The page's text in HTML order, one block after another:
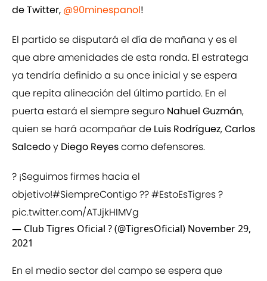
de Twitter, @90minespanol!
El partido se disputará el día de mañana y es el
que abre amenidades de esta ronda. El estratega
ya tendría definido a su once inicial y se espera
que repita alineación del último partido. En el
puerta estará el siempre seguro Nahuel Guzmán,
quien se hará acompañar de Luis Rodríguez,Carlos
Salcedoy Diego Reyescomo defensores.
? ¡Seguimos firmes hacia el
objetivo!#SiempreContigo??#EstoEsTigres?
pic.twitter.com/ATJjkHIMVg
— Club Tigres Oficial ? (@TigresOficial) November 29,
2021
En el medio sector del campo se espera que